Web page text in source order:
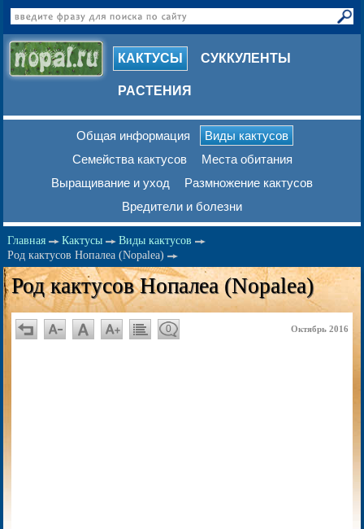
КАКТУСЫ СУККУЛЕНТЫ
РАСТЕНИЯ
Общая информация
Виды кактусов
Семейства кактусов
Места обитания
Выращивание и уход
Размножение кактусов
Вредители и болезни
Главная Кактусы
Виды кактусов
Род кактусов Нопалеа (Nopalea)
Род кактусов Нопалеа (Nopalea)
0 Октябрь 2016